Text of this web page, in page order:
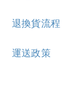
退換貨流程
運送政策